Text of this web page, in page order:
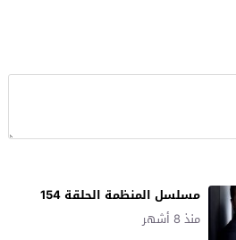
مسلسل المنظمة الحلقة 154
منذ 8 أشهر